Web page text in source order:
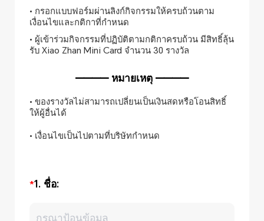
• กรอกแบบฟอร์มผ่านลิงก์กิจกรรมให้ครบถ้วนตาม
เงื่อนไขและกติกาที่กำหนด
• ผู้เข้าร่วมกิจกรรมที่ปฏิบัติตามกติกาครบถ้วน มีสิทธิ์ลุ้น
รับ Xiao Zhan Mini Card จำนวน 30 รางวัล
———— หมายเหตุ ————
• ของรางวัลไม่สามารถเปลี่ยนเป็นเงินสดหรือโอนสิทธิ์
ให้ผู้อื่นได้
• เงื่อนไขเป็นไปตามที่บริษัทกำหนด
1. ชื่อ: